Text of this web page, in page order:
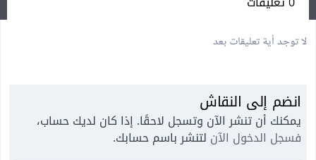
لا توجد أية تعليقات بعد
انضم إلى النقاش
يمكنك أن تنشر الآن وتسجل لاحقًا. إذا كان لديك حساب،
فسجل الدخول الآن لتنشر باسم حسابك.